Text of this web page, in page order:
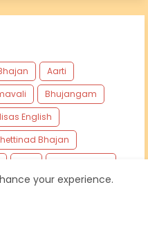
Aarti
Bhujangam
English
Bhajan
Mantra
NA
your experience.